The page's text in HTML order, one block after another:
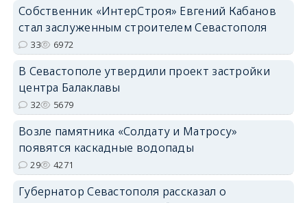
Собственник «ИнтерСтроя» Евгений Кабанов
стал заслуженным строителем Севастополя
33 6972
В Севастополе утвердили проект застройки
центра Балаклавы
32 5679
Возле памятника «Солдату и Матросу»
появятся каскадные водопады
29 4271
Губернатор Севастополя рассказал о